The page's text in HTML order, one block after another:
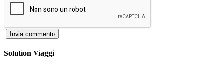
Solution Viaggi